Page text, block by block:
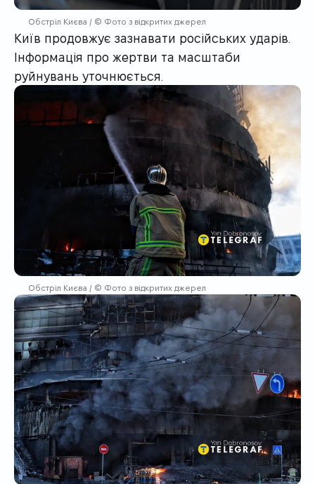
Обстріл Києва / © Фото з відкритих джерел
Київ продовжує зазнавати російських ударів.
Інформація про жертви та масштаби
руйнувань уточнюється.
Обстріл Києва / © Фото з відкритих джерел